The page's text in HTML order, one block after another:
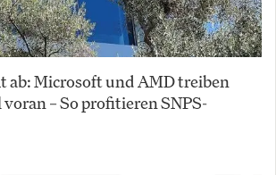
ab: Microsoft und AMD treiben
– So profitieren SNPS-